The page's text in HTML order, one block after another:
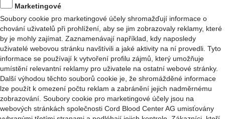
Marketingové
Soubory cookie pro marketingové účely shromažďují informace o
chování uživatelů při prohlížení, aby se jim zobrazovaly reklamy, které
by je mohly zajímat. Zaznamenávají například, kdy naposledy
uživatelé webovou stránku navštívili a jaké aktivity na ní provedli. Tyto
informace se používají k vytvoření profilu zájmů, který umožňuje
umístění relevantní reklamy pro uživatele na ostatní webové stránky.
Další výhodou těchto souborů cookie je, že shromážděné informace
lze použít k omezení počtu reklam a zabránění jejich nadměrnému
zobrazování. Soubory cookie pro marketingové účely jsou na
webových stránkách společnosti Cord Blood Center AG umisťovány